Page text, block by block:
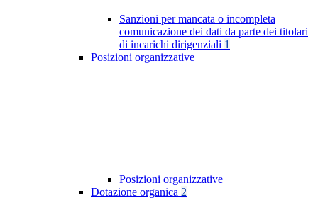
Sanzioni per mancata o incompleta
comunicazione dei dati da parte dei titolari
di incarichi dirigenziali 1
Posizioni organizzative
Posizioni organizzative
Dotazione organica 2